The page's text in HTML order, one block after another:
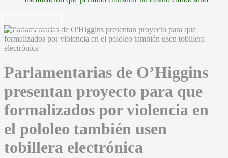
Parlamentarias de O’Higgins
presentan proyecto para que
formalizados por violencia en
el pololeo también usen
tobillera electrónica